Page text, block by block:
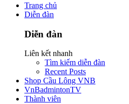
Trang chủ
Diễn đàn
Diễn đàn
Liên kết nhanh
Tìm kiếm diễn đàn
Recent Posts
Shop Cầu Lông VNB
VnBadmintonTV
Thành viên